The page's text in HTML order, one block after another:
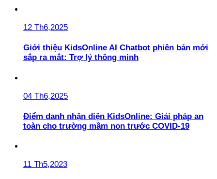
12 Th6,2025
Giới thiệu KidsOnline AI Chatbot phiên bản mới
sắp ra mắt: Trợ lý thông minh
04 Th6,2025
Điểm danh nhận diện KidsOnline: Giải pháp an
toàn cho trường mầm non trước COVID-19
11 Th5,2023